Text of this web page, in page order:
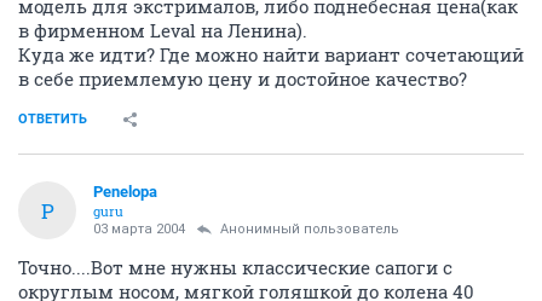
модель для экстрималов, либо поднебесная цена(как
в фирменном Leval на Ленина).
Куда же идти? Где можно найти вариант сочетающий
в себе приемлемую цену и достойное качество?
ОТВЕТИТЬ
P
Penelopa
guru
03 марта 2004 Анонимный пользователь
Точно....Вот мне нужны классические сапоги с
округлым носом, мягкой голяшкой до колена 40